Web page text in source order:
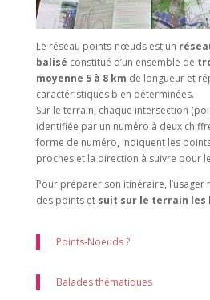
Le réseau points-nœuds est un
balisé constitué d’un ensemble de
moyenne 5 à 8 km de longueur et
caractéristiques bien déterminées.
Sur le terrain, chaque intersection
identifiée par un numéro à deux
forme de numéro, indiquent les
proches et la direction à suivre pour
Pour préparer son itinéraire, l’usager
des points et suit sur le terrain les
Points-Noeuds ?
Balades thématiques